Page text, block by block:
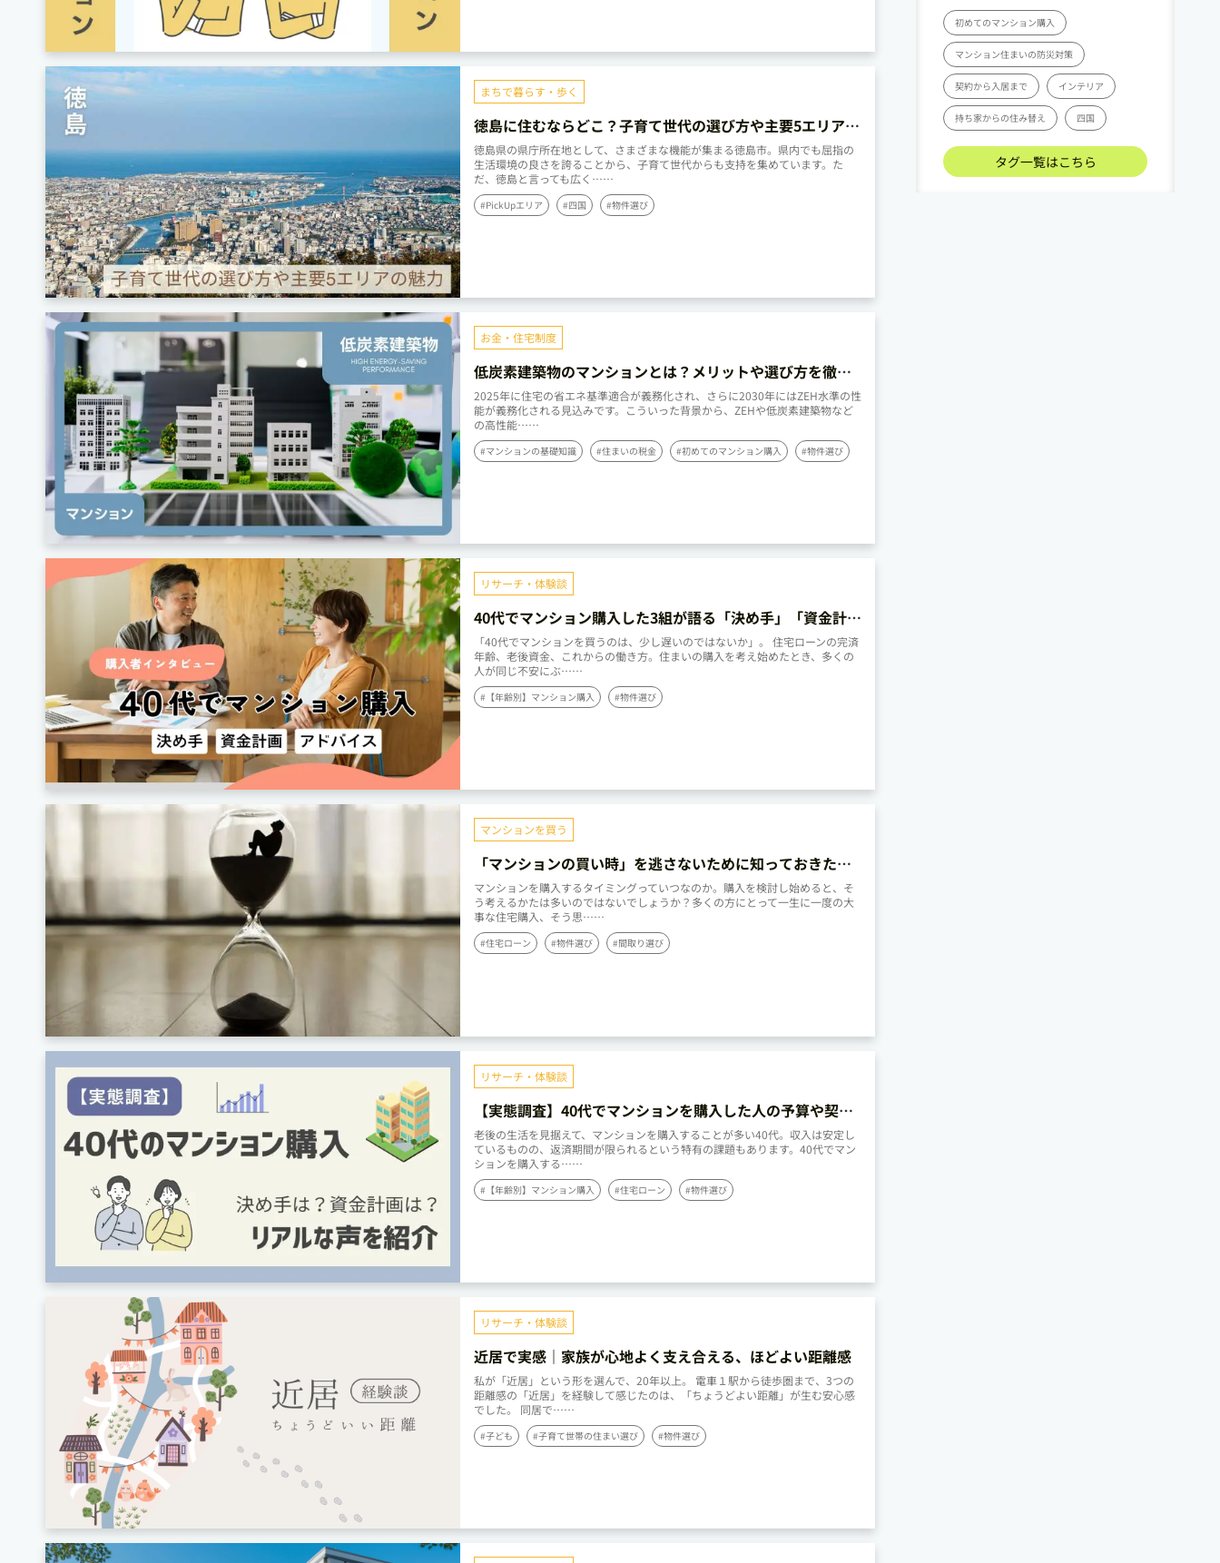
まちで暮らす・歩く
徳島に住むならどこ？子育て世代の選び方や主要5エリアの
魅力などを解説
徳島県の県庁所在地として、さまざまな機能が集まる徳島市。県内でも屈指の
生活環境の良さを誇ることから、子育て世代からも支持を集めています。た
だ、徳島と言っても広く……
#PickUpエリア #四国 #物件選び
お金・住宅制度
低炭素建築物のマンションとは？メリットや選び方を徹底
解説
2025年に住宅の省エネ基準適合が義務化され、さらに2030年にはZEH水準の性
能が義務化される見込みです。こういった背景から、ZEHや低炭素建築物など
の高性能……
#マンションの基礎知識 #住まいの税金 #初めてのマンション購入 #物件選び
リサーチ・体験談
40代でマンション購入した3組が語る「決め手」「資金計
画」「アドバイス」
「40代でマンションを買うのは、少し遅いのではないか」。 住宅ローンの完済
年齢、老後資金、これからの働き方。住まいの購入を考え始めたとき、多くの
人が同じ不安にぶ……
#【年齢別】マンション購入 #物件選び
マンションを買う
「マンションの買い時」を逃さないために知っておきたい
こと
マンションを購入するタイミングっていつなのか。購入を検討し始めると、そ
う考えるかたは多いのではないでしょうか？多くの方にとって一生に一度の大
事な住宅購入、そう思……
#住宅ローン #物件選び #間取り選び
リサーチ・体験談
【実態調査】40代でマンションを購入した人の予算や契約
状況は？リアルな声を紹介
老後の生活を見据えて、マンションを購入することが多い40代。収入は安定し
ているものの、返済期間が限られるという特有の課題もあります。40代でマン
ションを購入する……
#【年齢別】マンション購入 #住宅ローン #物件選び
リサーチ・体験談
近居で実感｜家族が心地よく支え合える、ほどよい距離感
私が「近居」という形を選んで、20年以上。 電車１駅から徒歩圏まで、3つの
距離感の「近居」を経験して感じたのは、「ちょうどよい距離」が生む安心感
でした。 同居で……
#子ども #子育て世帯の住まい選び #物件選び
初めてのマンション購入
マンション住まいの防災対策
契約から入居まで インテリア
持ち家からの住み替え 四国
タグ一覧はこちら